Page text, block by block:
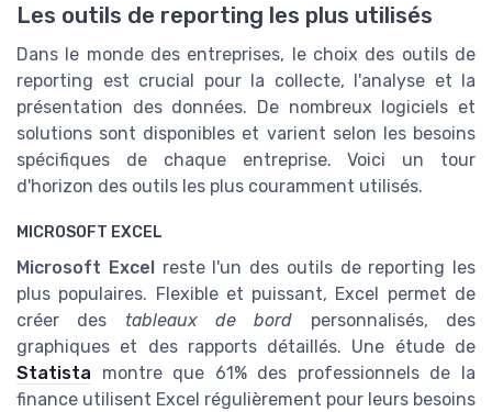
Les outils de reporting les plus utilisés
Dans le monde des entreprises, le choix des outils de
reporting est crucial pour la collecte, l'analyse et la
présentation des données. De nombreux logiciels et
solutions sont disponibles et varient selon les besoins
spécifiques de chaque entreprise. Voici un tour
d'horizon des outils les plus couramment utilisés.
MICROSOFT EXCEL
Microsoft Excel
reste l'un des outils de reporting les
plus populaires. Flexible et puissant, Excel permet de
créer des tableaux de bord personnalisés, des
graphiques et des rapports détaillés. Une étude de
Statista montre que 61% des professionnels de la
finance utilisent Excel régulièrement pour leurs besoins